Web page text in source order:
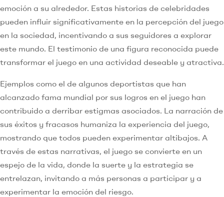
emoción a su alrededor. Estas historias de celebridades
pueden influir significativamente en la percepción del juego
en la sociedad, incentivando a sus seguidores a explorar
este mundo. El testimonio de una figura reconocida puede
transformar el juego en una actividad deseable y atractiva.
Ejemplos como el de algunos deportistas que han
alcanzado fama mundial por sus logros en el juego han
contribuido a derribar estigmas asociados. La narración de
sus éxitos y fracasos humaniza la experiencia del juego,
mostrando que todos pueden experimentar altibajos. A
través de estas narrativas, el juego se convierte en un
espejo de la vida, donde la suerte y la estrategia se
entrelazan, invitando a más personas a participar y a
experimentar la emoción del riesgo.